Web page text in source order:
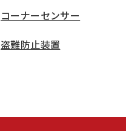
コーナーセンサー
盗難防止装置